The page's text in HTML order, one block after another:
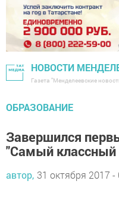
НОВОСТИ
Газета "Менделеевские
ОБРАЗОВАНИЕ
Завершился
"Самый
автор, 31 октября 2017 -